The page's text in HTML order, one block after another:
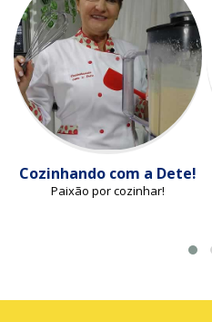
Cozinhando com a Dete!
Paixão por cozinhar!